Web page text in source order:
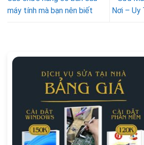
máy tính mà bạn nên biết
Nơi – Uy